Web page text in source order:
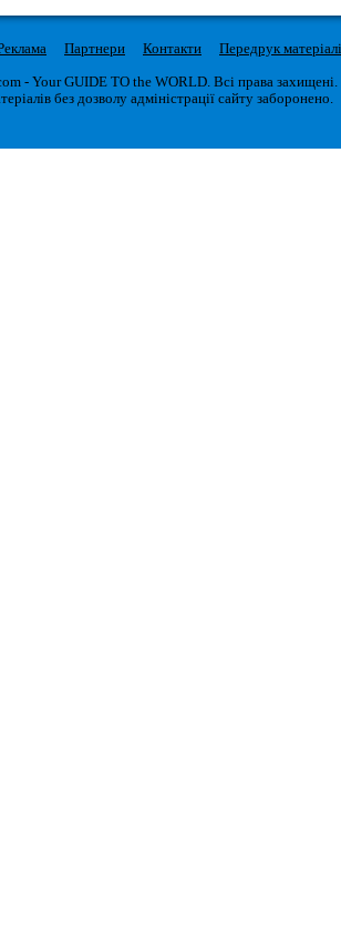
Партнери Контакти
Передрук
- Your GUIDE TO the WORLD. Всі права захищені.
без дозволу адміністрації сайту заборонено.